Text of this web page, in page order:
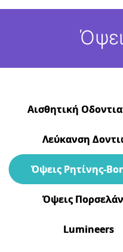
Αισθητική
Λεύκανση
Όψεις Ρητίνης-
Όψεις
Lumineers